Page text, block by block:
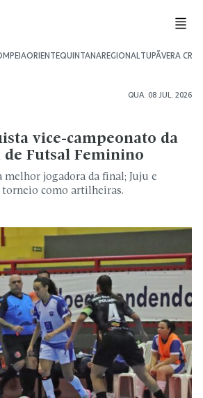
ORIENTEQUINTANAREGIONALTUPÃVERA CRUZ
QUA. 08 JUL. 2026
vice-campeonato da
de Futsal Feminino
jogadora da final; Juju e
torneio como artilheiras.